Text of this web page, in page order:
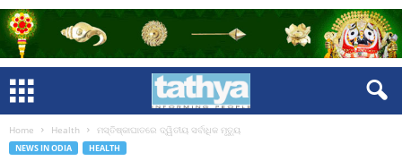
Home Health ମସ୍ତିଷ୍କାଘାତରେ ଦ୍ୱିତୀୟ ସର୍ବାଧିକ ମୃତ୍ୟୁ
NEWS IN ODIA HEALTH